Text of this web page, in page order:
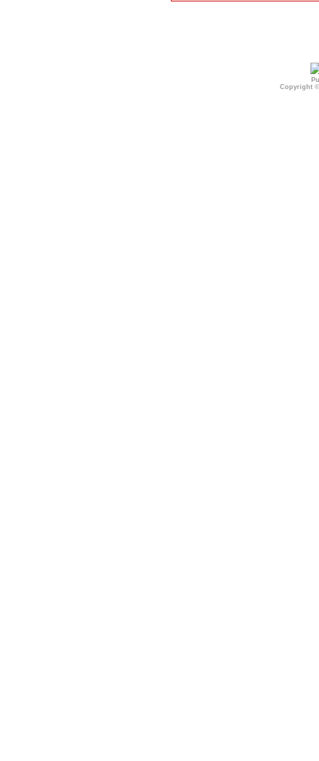
Copyright